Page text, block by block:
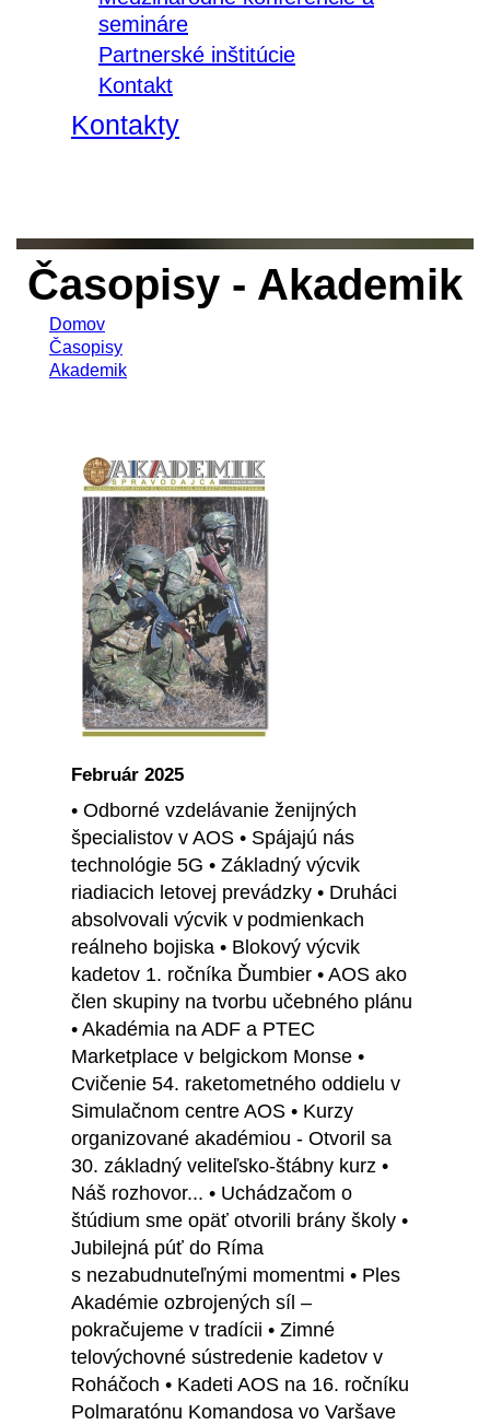
semináre
Partnerské inštitúcie
Kontakt
Kontakty
Časopisy - Akademik
Domov
Časopisy
Akademik
Február 2025
• Odborné vzdelávanie ženijných
špecialistov v AOS • Spájajú nás
technológie 5G • Základný výcvik
riadiacich letovej prevádzky • Druháci
absolvovali výcvik v podmienkach
reálneho bojiska • Blokový výcvik
kadetov 1. ročníka Ďumbier • AOS ako
člen skupiny na tvorbu učebného plánu
• Akadémia na ADF a PTEC
Marketplace v belgickom Monse •
Cvičenie 54. raketometného oddielu v
Simulačnom centre AOS • Kurzy
organizované akadémiou - Otvoril sa
30. základný veliteľsko-štábny kurz •
Náš rozhovor... • Uchádzačom o
štúdium sme opäť otvorili brány školy •
Jubilejná púť do Ríma
s nezabudnuteľnými momentmi • Ples
Akadémie ozbrojených síl –
pokračujeme v tradícii • Zimné
telovýchovné sústredenie kadetov v
Roháčoch • Kadeti AOS na 16. ročníku
Polmaratónu Komandosa vo Varšave